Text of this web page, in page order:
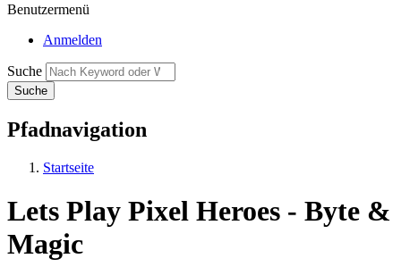
Benutzermenü
Anmelden
Suche
Pfadnavigation
Startseite
Lets Play Pixel Heroes - Byte &
Magic